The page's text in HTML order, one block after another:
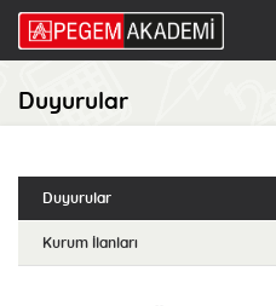
Duyurular
Duyurular
Kurum İlanları